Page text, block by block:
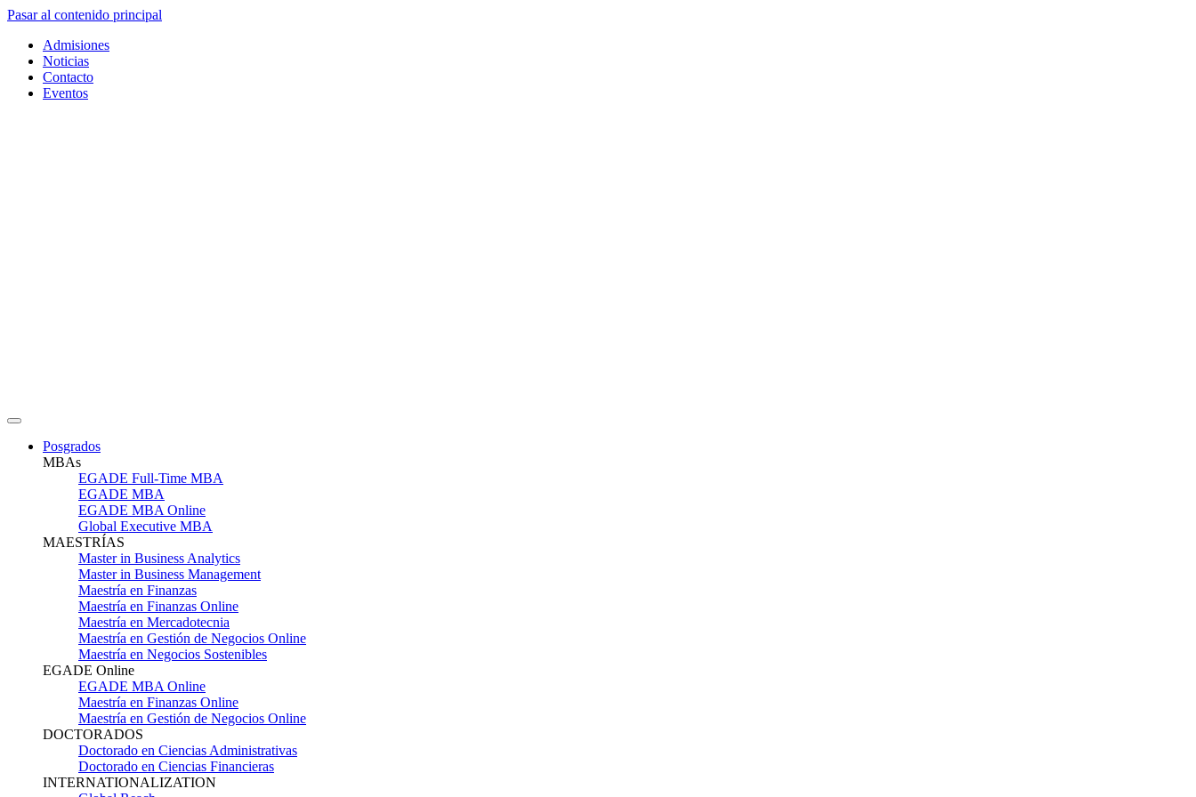
Pasar al contenido principal
Admisiones
Noticias
Contacto
Eventos
Posgrados
MBAs
EGADE Full-Time MBA
EGADE MBA
EGADE MBA Online
Global Executive MBA
MAESTRÍAS
Master in Business Analytics
Master in Business Management
Maestría en Finanzas
Maestría en Finanzas Online
Maestría en Mercadotecnia
Maestría en Gestión de Negocios Online
Maestría en Negocios Sostenibles
EGADE Online
EGADE MBA Online
Maestría en Finanzas Online
Maestría en Gestión de Negocios Online
DOCTORADOS
Doctorado en Ciencias Administrativas
Doctorado en Ciencias Financieras
INTERNATIONALIZATION